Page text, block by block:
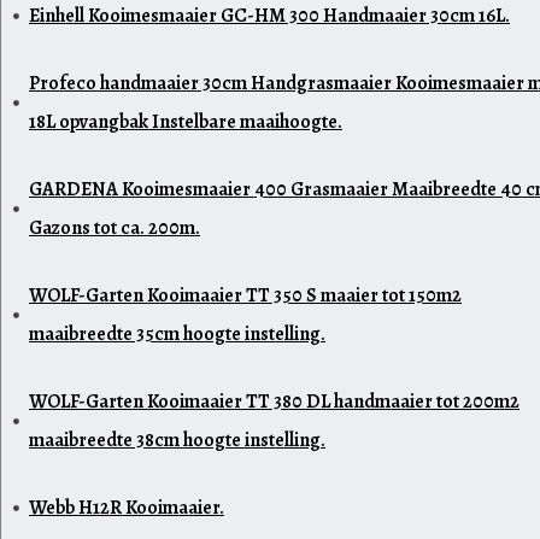
Einhell Kooimesmaaier GC-HM 300 Handmaaier 30cm 16L.
Profeco handmaaier 30cm Handgrasmaaier Kooimesmaaier
18L opvangbak Instelbare maaihoogte.
GARDENA Kooimesmaaier 400 Grasmaaier Maaibreedte 40
Gazons tot ca. 200m.
WOLF-Garten Kooimaaier TT 350 S maaier tot 150m2
maaibreedte 35cm hoogte instelling.
WOLF-Garten Kooimaaier TT 380 DL handmaaier tot 200m2
maaibreedte 38cm hoogte instelling.
Webb H12R Kooimaaier.